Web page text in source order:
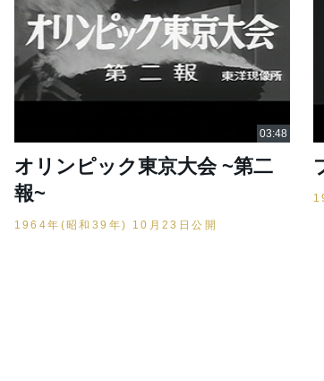
オリンピック東京大会 ~第二
報~
1964年(昭和39年) 10月23日公開